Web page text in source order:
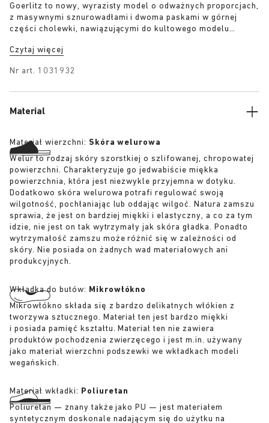
Goerlitz to nowy, wyrazisty model o odważnych proporcjach,
z masywnymi sznurowadłami i dwoma paskami w górnej
części cholewki, nawiązującymi do kultowego modelu
resztą buta podkreśla jego charakter, a miękka skóra
faktury i nowoczesnego wyrafinowania.
Czytaj więcej
Nr art. 1031932
Material
Materiał wierzchni: Skóra welurowa
Welur to rodzaj skóry szorstkiej o szlifowanej, chropowatej
powierzchni. Charakteryzuje go jedwabiście miękka
powierzchnia, która jest niezwykle przyjemna w dotyku.
Dodatkowo skóra welurowa potrafi regulować swoją
wilgotność, pochłaniając lub oddając wilgoć. Natura zamszu
sprawia, że jest on bardziej miękki i elastyczny, a co za tym
idzie, nie jest on tak wytrzymały jak skóra gładka. Ponadto
wytrzymałość zamszu może różnić się w zależności od
skóry. Nie posiada on żadnych wad materiałowych ani
produkcyjnych.
Wkładka do butów: Mikrowłókno
Mikrowłókno składa się z bardzo delikatnych włókien z
tworzywa sztucznego. Materiał ten jest bardzo miękki
i posiada pamięć kształtu. Materiał ten nie zawiera
produktów pochodzenia zwierzęcego i jest m.in. używany
jako materiał wierzchni podszewki we wkładkach modeli
wegańskich.
Materiał wkładki: Poliuretan
Poliuretan — znany także jako PU — jest materiałem
syntetycznym doskonale nadającym się do użytku na